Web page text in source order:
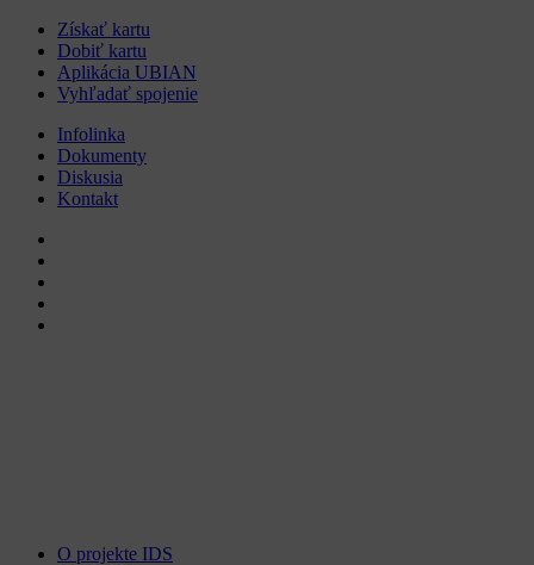
Získať kartu
Dobiť kartu
Aplikácia UBIAN
Vyhľadať spojenie
Infolinka
Dokumenty
Diskusia
Kontakt
O projekte IDS